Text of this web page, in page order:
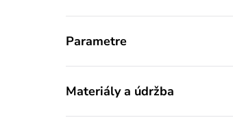
Parametre
Materiály a údržba